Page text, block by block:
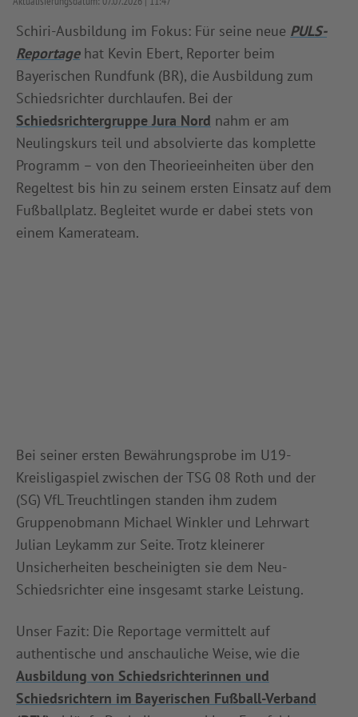
Schiri-Ausbildung im Fokus: Für seine neue PULS-
Reportagehat Kevin Ebert, Reporter beim
Bayerischen Rundfunk (BR), die Ausbildung zum
Schiedsrichter durchlaufen. Bei der
Schiedsrichtergruppe Jura Nord nahm er am
Neulingskurs teil und absolvierte das komplette
Programm – von den Theorieeinheiten über den
Regeltest bis hin zu seinem ersten Einsatz auf dem
Fußballplatz. Begleitet wurde er dabei stets von
einem Kamerateam.
Bei seiner ersten Bewährungsprobe im U19-
Kreisligaspiel zwischen der TSG 08 Roth und der
(SG) VfL Treuchtlingen standen ihm zudem
Gruppenobmann Michael Winkler und Lehrwart
Julian Leykamm zur Seite. Trotz kleinerer
Unsicherheiten bescheinigten sie dem Neu-
Schiedsrichter eine insgesamt starke Leistung.
Unser Fazit: Die Reportage vermittelt auf
authentische und anschauliche Weise, wie die
Ausbildung von Schiedsrichterinnen und
Schiedsrichtern im Bayerischen Fußball-Verband